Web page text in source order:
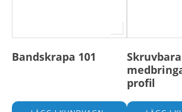
Bandskrapa 101
Skruvbara
profil